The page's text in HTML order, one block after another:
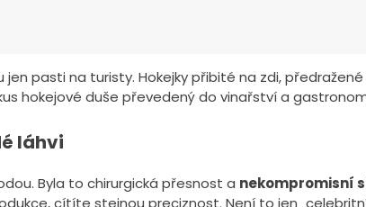
jen pasti na turisty. Hokejky přibité na zdi,
hokejové duše převedený do vinařství a
láhvi
Byla to chirurgická přesnost a nekompromisní
cítíte stejnou preciznost. Není to jen